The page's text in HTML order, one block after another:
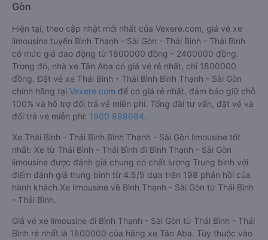
Gòn
Hiện tại, theo cập nhật mới nhất của Vexere.com, giá vé xe
limousine tuyến Bình Thạnh - Sài Gòn - Thái Bình - Thái Bình
có mức giá dao động từ 1800000 đồng - 2400000 đồng.
Trong đó, nhà xe Tân Aba có giá vé rẻ nhất, chỉ 1800000
đồng. Đặt vé xe Thái Bình - Thái Bình Bình Thạnh - Sài Gòn
chính hãng tại Vexere.com để có giá rẻ nhất, đảm bảo giữ chỗ
100% và hỗ trợ đổi trả vé miễn phí. Tổng đài tư vấn, đặt vé và
đổi trả vé miễn phí: 1900 888684.
Xe Thái Bình - Thái Bình Bình Thạnh - Sài Gòn limousine tốt
nhất: Xe từ Thái Bình - Thái Bình đi Bình Thạnh - Sài Gòn
limousine được đánh giá chung có chất lượng Trung bình với
điểm đánh giá trung bình từ 4.5/5 dựa trên 198 phản hồi của
hành khách Xe limousine về Bình Thạnh - Sài Gòn từ Thái Bình
- Thái Bình.
Giá vé xe limousine đi Bình Thạnh - Sài Gòn từ Thái Bình - Thái
Bình rẻ nhất là 1800000 của hãng xe Tân Aba. Tùy thuộc vào